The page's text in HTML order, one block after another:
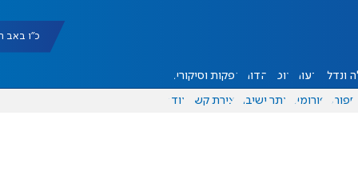
כ"ו באב
ונדל"ן דעות אוכל יהדות הפקות וסיקורים
ספורט פורומים אתר ישיבה יצירת קשר עוד